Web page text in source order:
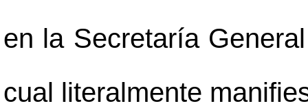
en la Secretaría
cual literalmente